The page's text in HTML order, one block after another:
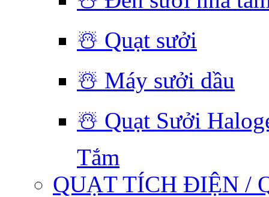
☃️ Quạt sưởi
☃️ Máy sưởi dầu
☃️ Quạt Sưởi
Tắm
QUẠT TÍCH ĐIỆN /